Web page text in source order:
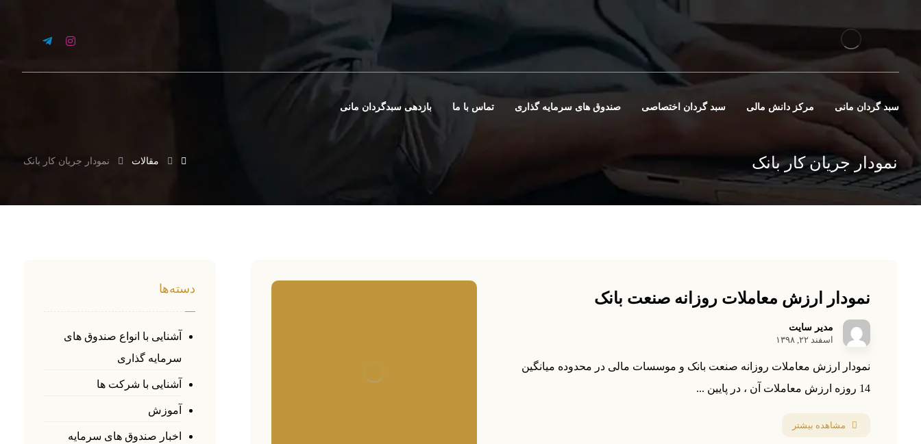
سبد گردان مانی مرکز دانش مالی سبد گردان اختصاصی صندوق های سرمایه گذاری تماس با ما بازدهی سبدگردان مانی
نمودار جریان کار بانک مقالات نمودار جریان کار بانک
نمودار ارزش معاملات روزانه صنعت بانک
مدیر سایت
اسفند ۲۲, ۱۳۹۸
نمودار ارزش معاملات روزانه صنعت بانک و موسسات مالی در محدوده میانگین
14 روزه ارزش معاملات آن ، در پایین ...
مشاهده بیشتر
دسته‌ها
آشنایی با انواع صندوق های
سرمایه گذاری
آشنایی با شرکت ها
آموزش
اخبار صندوق های سرمایه